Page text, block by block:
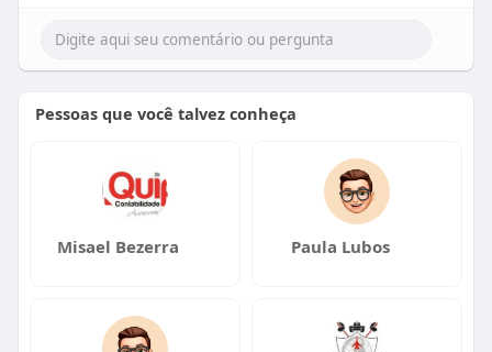
Pessoas que você talvez conheça
Misael Bezerra Paula Lubos